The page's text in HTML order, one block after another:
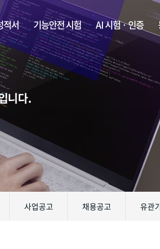
적서 기능안전 시험 AI 시험 · 인증
니다.
사업공고 채용공고 유관